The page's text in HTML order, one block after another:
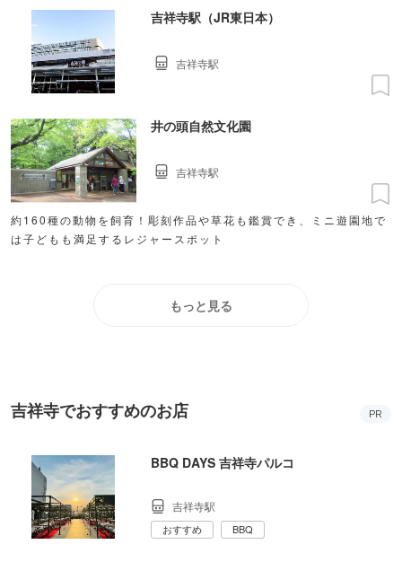
吉祥寺駅（JR東日本）
吉祥寺駅
井の頭自然文化園
約160種の動物を飼育！彫刻作品や草花も鑑賞でき、ミニ遊園地で
は子どもも満足するレジャースポット
吉祥寺駅
もっと見る
吉祥寺でおすすめのお店 PR
BBQ DAYS 吉祥寺パルコ
吉祥寺駅
おすすめ BBQ